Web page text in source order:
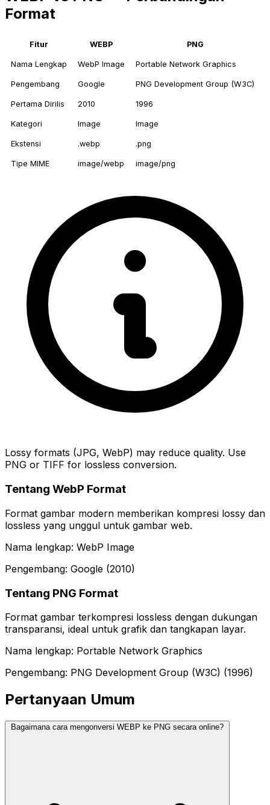
Format
Fitur WEBP PNG
Nama Lengkap WebP Image Portable Network Graphics
Pengembang Google PNG Development Group (W3C)
Pertama Dirilis 2010 1996
Kategori Image Image
Ekstensi .webp .png
Tipe MIME image/webp image/png
Lossy formats (JPG, WebP) may reduce quality. Use
PNG or TIFF for lossless conversion.
Tentang WebP Format
Format gambar modern memberikan kompresi lossy dan
lossless yang unggul untuk gambar web.
Nama lengkap: WebP Image
Pengembang: Google (2010)
Tentang PNG Format
Format gambar terkompresi lossless dengan dukungan
transparansi, ideal untuk grafik dan tangkapan layar.
Nama lengkap: Portable Network Graphics
Pengembang: PNG Development Group (W3C) (1996)
Pertanyaan Umum
Bagaimana cara mengonversi WEBP ke PNG secara online?